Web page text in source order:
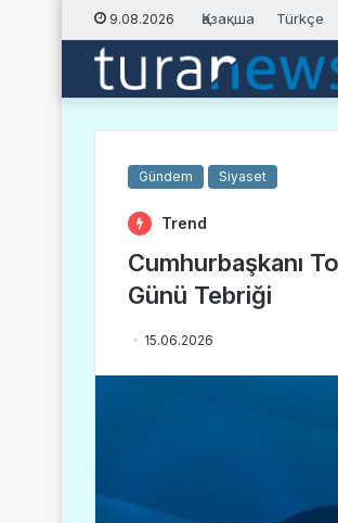
9.08.2026 Қазақша Türkçe
Gündem Siyaset
Trend
Cumhurbaşkanı
Günü Tebriği
15.06.2026